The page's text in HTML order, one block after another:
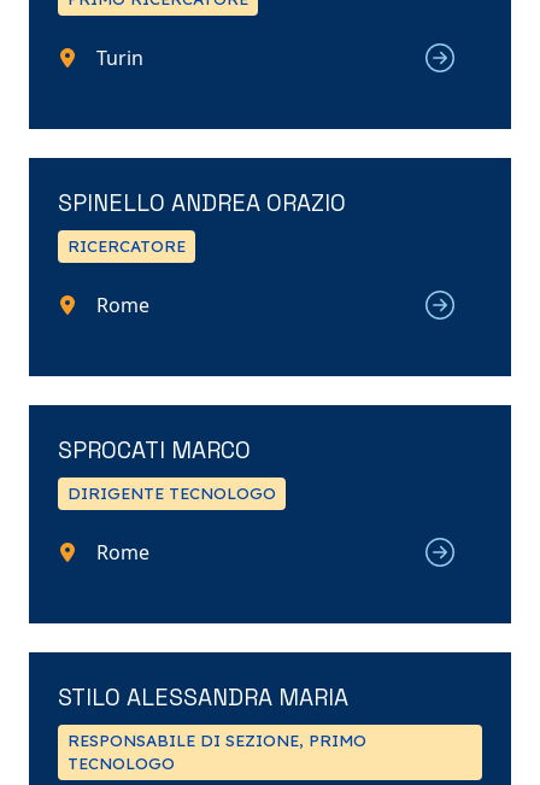
Turin
SPINELLO ANDREA ORAZIO
RICERCATORE
Rome
SPROCATI MARCO
DIRIGENTE TECNOLOGO
Rome
STILO ALESSANDRA MARIA
RESPONSABILE DI SEZIONE, PRIMO
TECNOLOGO